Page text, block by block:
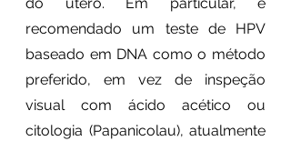
do útero. Em particular, é
recomendado um teste de HPV
baseado em DNA como o método
preferido, em vez de inspeção
visual com ácido acético ou
citologia (Papanicolau), atualmente